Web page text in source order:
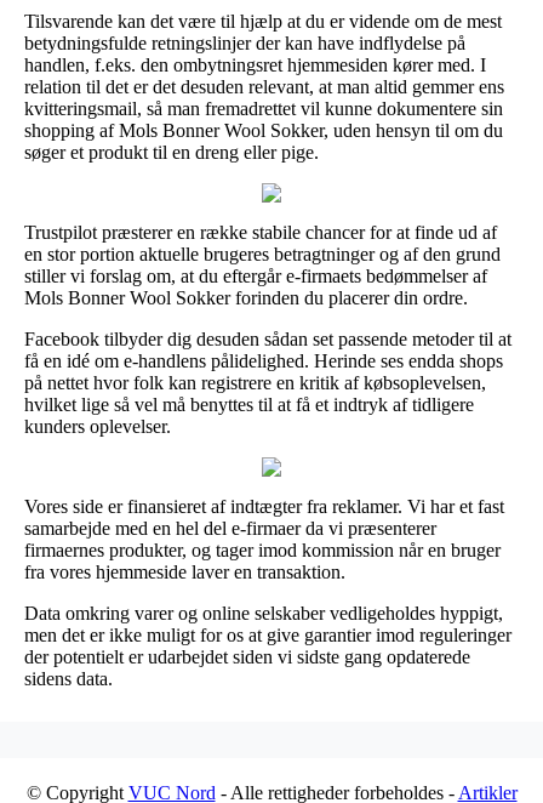
Tilsvarende kan det være til hjælp at du er vidende om de mest
betydningsfulde retningslinjer der kan have indflydelse på
handlen, f.eks. den ombytningsret hjemmesiden kører med. I
relation til det er det desuden relevant, at man altid gemmer ens
kvitteringsmail, så man fremadrettet vil kunne dokumentere sin
shopping af Mols Bonner Wool Sokker, uden hensyn til om du
søger et produkt til en dreng eller pige.
Trustpilot præsterer en række stabile chancer for at finde ud af
en stor portion aktuelle brugeres betragtninger og af den grund
stiller vi forslag om, at du eftergår e-firmaets bedømmelser af
Mols Bonner Wool Sokker forinden du placerer din ordre.
Facebook tilbyder dig desuden sådan set passende metoder til at
få en idé om e-handlens pålidelighed. Herinde ses endda shops
på nettet hvor folk kan registrere en kritik af købsoplevelsen,
hvilket lige så vel må benyttes til at få et indtryk af tidligere
kunders oplevelser.
Vores side er finansieret af indtægter fra reklamer. Vi har et fast
samarbejde med en hel del e-firmaer da vi præsenterer
firmaernes produkter, og tager imod kommission når en bruger
fra vores hjemmeside laver en transaktion.
Data omkring varer og online selskaber vedligeholdes hyppigt,
men det er ikke muligt for os at give garantier imod reguleringer
der potentielt er udarbejdet siden vi sidste gang opdaterede
sidens data.
© Copyright VUC Nord - Alle rettigheder forbeholdes - Artikler